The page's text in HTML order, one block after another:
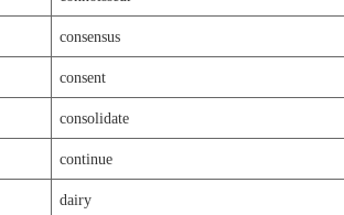
consensus
consent
consolidate
continue
dairy